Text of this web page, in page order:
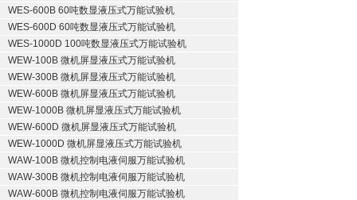
WES-600B 60吨数显液压式万能试验机
WES-600D 60吨数显液压式万能试验机
WES-1000D 100吨数显液压式万能试验机
WEW-100B 微机屏显液压式万能试验机
WEW-300B 微机屏显液压式万能试验机
WEW-600B 微机屏显液压式万能试验机
WEW-1000B 微机屏显液压式万能试验机
WEW-600D 微机屏显液压式万能试验机
WEW-1000D 微机屏显液压式万能试验机
WAW-100B 微机控制电液伺服万能试验机
WAW-300B 微机控制电液伺服万能试验机
WAW-600B 微机控制电液伺服万能试验机